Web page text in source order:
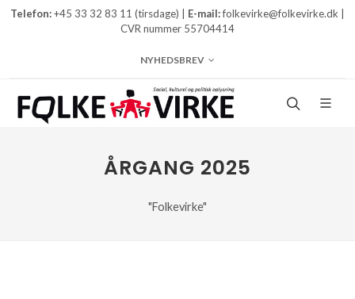
Telefon:+45 33 32 83 11 (tirsdage) | E-mail:folkevirke@folkevirke.dk |
CVR nummer 55704414
NYHEDSBREV
ÅRGANG 2025
"Folkevirke"